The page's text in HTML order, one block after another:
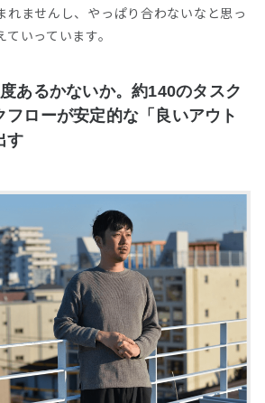
れませんし、やっぱり合わないなと思っ
いっています。
あるかないか。約140のタスク
フローが安定的な「良いアウト
す